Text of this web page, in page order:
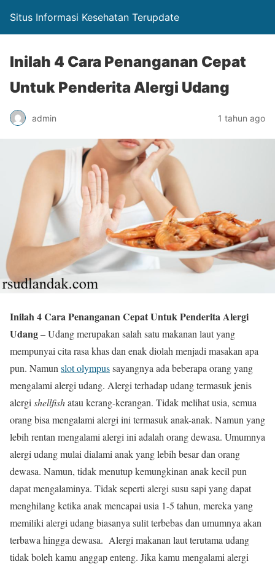
Situs Informasi Kesehatan Terupdate
Inilah 4 Cara Penanganan Cepat
Untuk Penderita Alergi Udang
admin 1 tahun ago
Inilah 4 Cara Penanganan Cepat Untuk Penderita Alergi
Udang– Udang merupakan salah satu makanan laut yang
mempunyai cita rasa khas dan enak diolah menjadi masakan apa
pun. Namun slot olympussayangnya ada beberapa orang yang
mengalami alergi udang. Alergi terhadap udang termasuk jenis
alergi shellfishatau kerang-kerangan. Tidak melihat usia, semua
orang bisa mengalami alergi ini termasuk anak-anak. Namun yang
lebih rentan mengalami alergi ini adalah orang dewasa. Umumnya
alergi udang mulai dialami anak yang lebih besar dan orang
dewasa. Namun, tidak menutup kemungkinan anak kecil pun
dapat mengalaminya. Tidak seperti alergi susu sapi yang dapat
menghilang ketika anak mencapai usia 1-5 tahun, mereka yang
memiliki alergi udang biasanya sulit terbebas dan umumnya akan
terbawa hingga dewasa. Alergi makanan laut terutama udang
tidak boleh kamu anggap enteng. Jika kamu mengalami alergi